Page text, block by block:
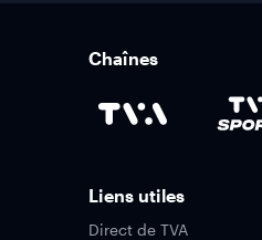
Chaînes
Liens utiles
Direct de TVA